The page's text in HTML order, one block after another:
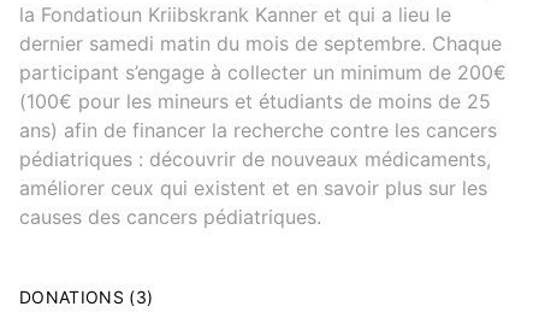
la Fondatioun Kriibskrank Kanner et qui a lieu le
dernier samedi matin du mois de septembre. Chaque
participant s’engage à collecter un minimum de 200€
(100€ pour les mineurs et étudiants de moins de 25
ans) afin de financer la recherche contre les cancers
pédiatriques : découvrir de nouveaux médicaments,
améliorer ceux qui existent et en savoir plus sur les
causes des cancers pédiatriques.
DONATIONS (3)